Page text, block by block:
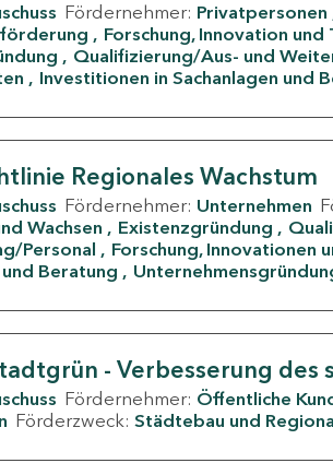
Fördernehmer: Privatpersonen
Forschung, Innovation und
Qualifizierung/Aus- und
Investitionen in Sachanlagen und
Regionales Wachstum
Fördernehmer: Unternehmen
Wachsen
Existenzgründung
Personal
Forschung, Innovationen
Beratung
- Verbesserung des
Fördernehmer: Öffentliche
Förderzweck: Städtebau und